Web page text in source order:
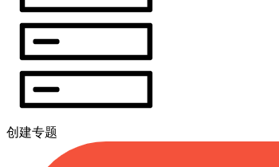
创建专题